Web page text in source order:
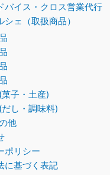
バイス・クロス営業代行
ェ（取扱商品）
子・土産)
し・調味料)
他
ポリシー
に基づく表記